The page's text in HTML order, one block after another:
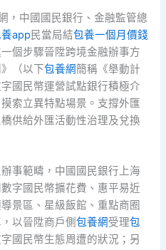
，中國國民銀行、金融監管總
app民當局結包養一個月價錢
個步驟晉陞跨境金融辦事方
（以下包養網簡稱《舉動計
國民幣運營試點銀行積極介
索立異特點場景。支撐外匯
供給外匯活動性治理及兌換
事範疇，中國國民銀行上海
字國民幣擴花費、惠平易近
景區、星級飯館、重點商圈
以晉陞商戶側包養網受理包
國民幣生態周遭的狀況；另